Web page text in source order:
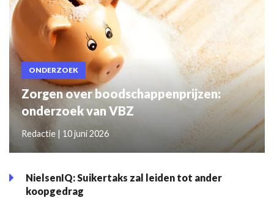
ONDERZOEK
Zorgen over boodschappenprijzen:
onderzoek van VBZ
Redactie | 10 juni 2026
NielsenIQ: Suikertaks zal leiden tot ander
koopgedrag